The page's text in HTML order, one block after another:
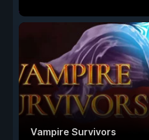
Vampire Survivors